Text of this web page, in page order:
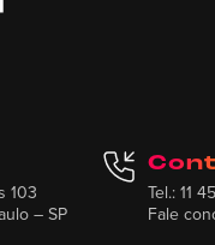
103
– SP
Tel.: 11
Fale